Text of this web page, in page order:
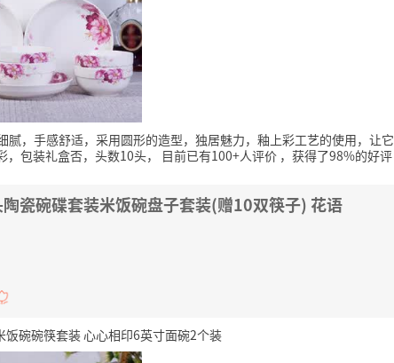
，手感舒适，采用圆形的造型，独居魅力，釉上彩工艺的使用，让它
包装礼盒否，头数10头， 目前已有100+人评价 ，获得了98%的好评
瓷碗碟套装米饭碗盘子套装(赠10双筷子) 花语
碗碗筷套装 心心相印6英寸面碗2个装